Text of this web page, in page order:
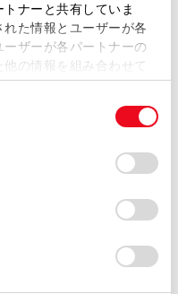
ナーと共有していま
た情報とユーザーが各
ザーが各パートナーの
の情報を組み合わせて
イトの使用を続行する
)が保存されることに同
キー)のオプトアウト、
にあたっては、当社の
いについて
」をご覧くだ